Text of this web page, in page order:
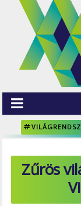
Zűrös